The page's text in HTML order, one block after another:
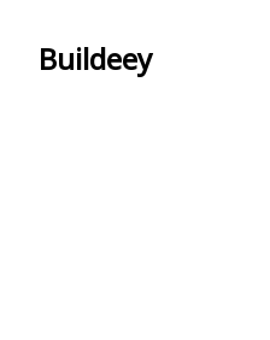
Buildeey